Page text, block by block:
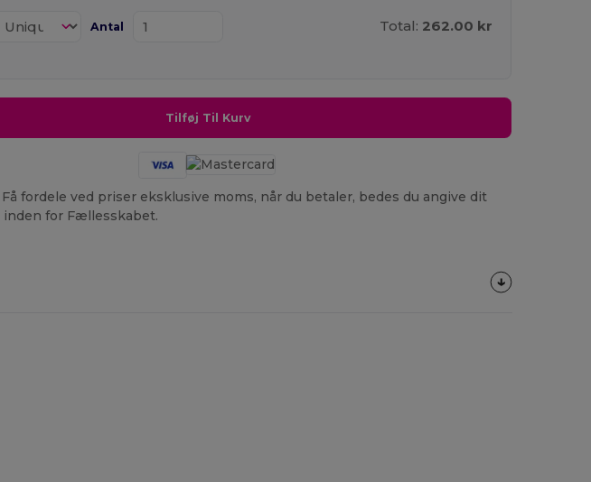
Antal Total: 262.00 kr
Tilføj Til Kurv
Få fordele ved priser eksklusive moms, når du betaler, bedes du angive dit
inden for Fællesskabet.